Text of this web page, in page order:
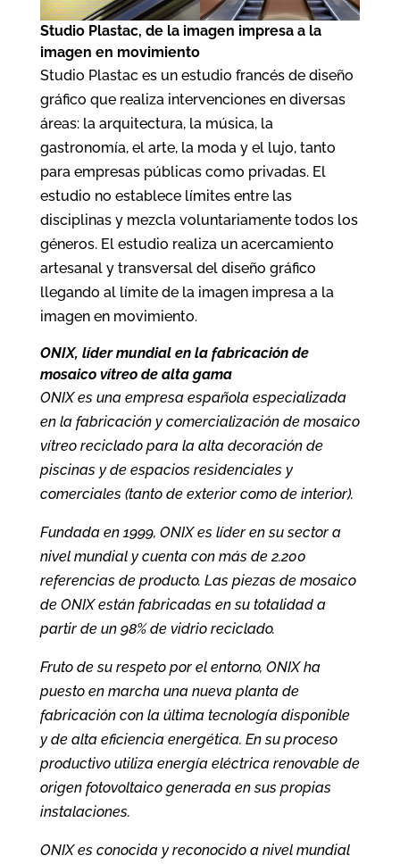
Studio Plastac, de la imagen impresa a la
imagen en movimiento
Studio Plastac es un estudio francés de diseño
gráfico que realiza intervenciones en diversas
áreas: la arquitectura, la música, la
gastronomía, el arte, la moda y el lujo, tanto
para empresas públicas como privadas. El
estudio no establece límites entre las
disciplinas y mezcla voluntariamente todos los
géneros. El estudio realiza un acercamiento
artesanal y transversal del diseño gráfico
llegando al límite de la imagen impresa a la
imagen en movimiento.
ONIX, líder mundial en la fabricación de
mosaico vítreo de alta gama
ONIX es una empresa española especializada
en la fabricación y comercialización de mosaico
vítreo reciclado para la alta decoración de
piscinas y de espacios residenciales y
comerciales (tanto de exterior como de interior).
Fundada en 1999, ONIX es líder en su sector a
nivel mundial y cuenta con más de 2.200
referencias de producto. Las piezas de mosaico
de ONIX están fabricadas en su totalidad a
partir de un 98% de vidrio reciclado.
Fruto de su respeto por el entorno, ONIX ha
puesto en marcha una nueva planta de
fabricación con la última tecnología disponible
y de alta eficiencia energética. En su proceso
productivo utiliza energía eléctrica renovable de
origen fotovoltaico generada en sus propias
instalaciones.
ONIX es conocida y reconocido a nivel mundial